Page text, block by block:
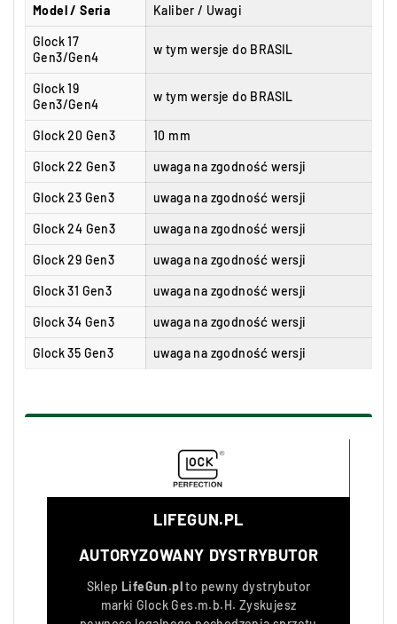
Model / Seria Kaliber / Uwagi
Glock 17
Gen3/Gen4
w tym wersje do BRASIL
Glock 19
Gen3/Gen4
w tym wersje do BRASIL
Glock 20 Gen3 10 mm
Glock 22 Gen3 uwaga na zgodność wersji
Glock 23 Gen3 uwaga na zgodność wersji
Glock 24 Gen3 uwaga na zgodność wersji
Glock 29 Gen3 uwaga na zgodność wersji
Glock 31 Gen3 uwaga na zgodność wersji
Glock 34 Gen3 uwaga na zgodność wersji
Glock 35 Gen3 uwaga na zgodność wersji
LIFEGUN.PL
AUTORYZOWANY DYSTRYBUTOR
Sklep LifeGun.plto pewny dystrybutor
marki Glock Ges.m.b.H. Zyskujesz